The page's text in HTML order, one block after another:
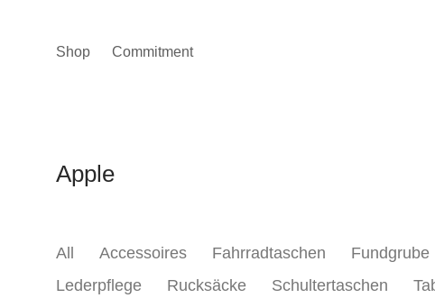
Shop Commitment
Apple
All Accessoires Fahrradtaschen Fundgrube
Lederpflege
Rucksäcke Schultertaschen